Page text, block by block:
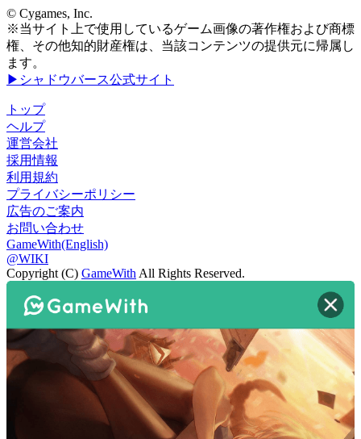
© Cygames, Inc.
※当サイト上で使用しているゲーム画像の著作権および商標
権、その他知的財産権は、当該コンテンツの提供元に帰属し
ます。
▶シャドウバース公式サイト
トップ
ヘルプ
運営会社
採用情報
利用規約
プライバシーポリシー
広告のご案内
お問い合わせ
GameWith(English)
@WIKI
Copyright (C) GameWith All Rights Reserved.